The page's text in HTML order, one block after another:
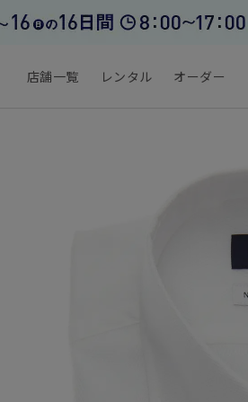
店舗一覧 レンタル オーダー